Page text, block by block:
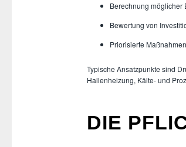
Berechnung möglicher
Bewertung von
Priorisierte
Typische Ansatzpunkte sind
Hallenheizung, Kälte- und
DIE